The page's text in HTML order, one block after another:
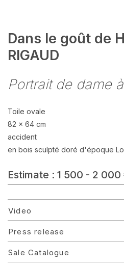
Dans le goût de
RIGAUD
Portrait de dame
Toile ovale
82 x 64 cm
accident
en bois sculpté doré d'époque
Estimate : 1 500 - 2 000
Video
Press release
Sale Catalogue